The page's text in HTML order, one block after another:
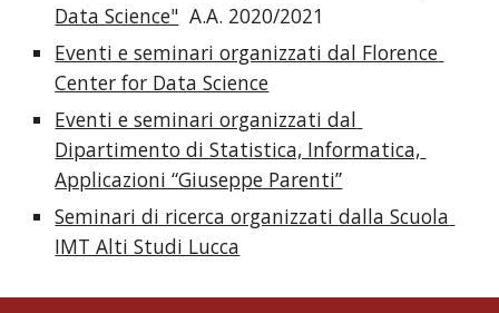
Data Science"
  A.A. 2020/2021
Eventi e seminari organizzati dal Florence
Center for Data Science
Eventi e seminari organizzati dal
Dipartimento di Statistica, Informatica,
Applicazioni “Giuseppe Parenti”
Seminari di ricerca organizzati dalla Scuola
IMT Alti Studi Lucca